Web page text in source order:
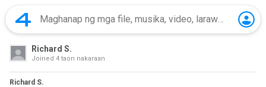
Richard S.
Joined 4 taon nakaraan
Richard S.